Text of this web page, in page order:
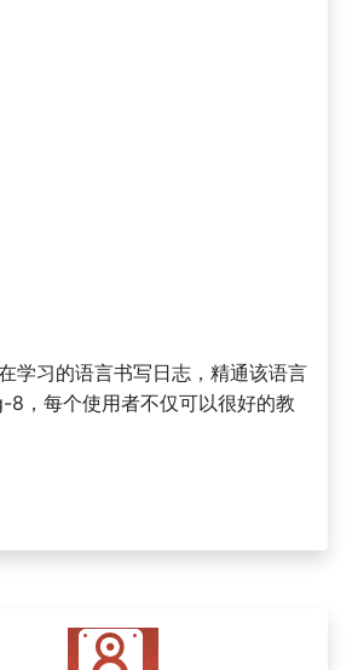
学习的语言书写日志，精通该语言
8，每个使用者不仅可以很好的教